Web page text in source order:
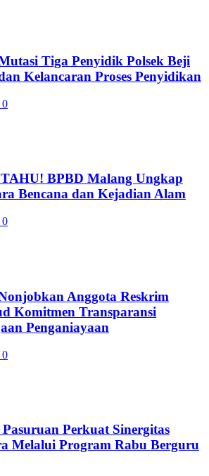
Tiga Penyidik Polsek Beji
Kelancaran Proses Penyidikan
0
BPBD Malang Ungkap
Bencana dan Kejadian Alam
0
Anggota Reskrim
Komitmen Transparansi
Penganiayaan
0
Pasuruan Perkuat Sinergitas
Melalui Program Rabu Berguru